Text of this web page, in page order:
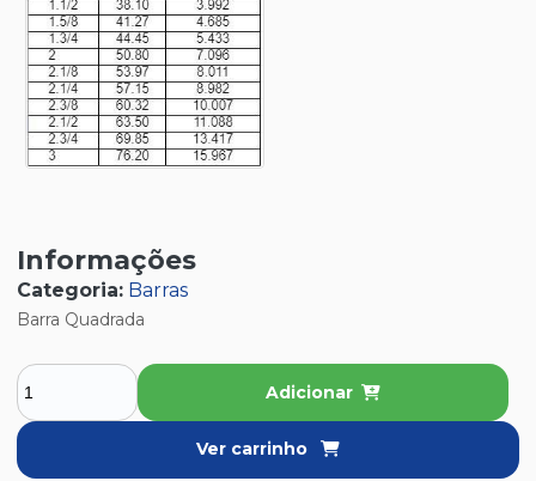
Informações
Categoria: Barras
Barra Quadrada
Adicionar
Ver carrinho